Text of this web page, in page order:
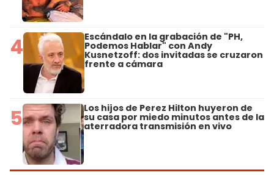
4 Escándalo en la grabación de "PH,
Podemos Hablar" con Andy
Kusnetzoff: dos invitadas se cruzaron
frente a cámara
5 Los hijos de Perez Hilton huyeron de
su casa por miedo minutos antes de la
aterradora transmisión en vivo